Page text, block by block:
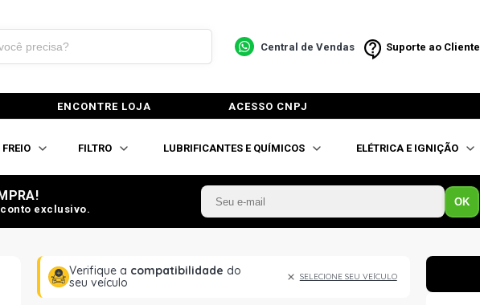
Central de Vendas Suporte ao Cliente
ENCONTRE LOJA ACESSO CNPJ
FREIO FILTRO LUBRIFICANTES E QUÍMICOS ELÉTRICA E IGNIÇÃO
exclusivo.
OK
Verifique a compatibilidade do
seu veículo
SELECIONE SEU VEÍCULO